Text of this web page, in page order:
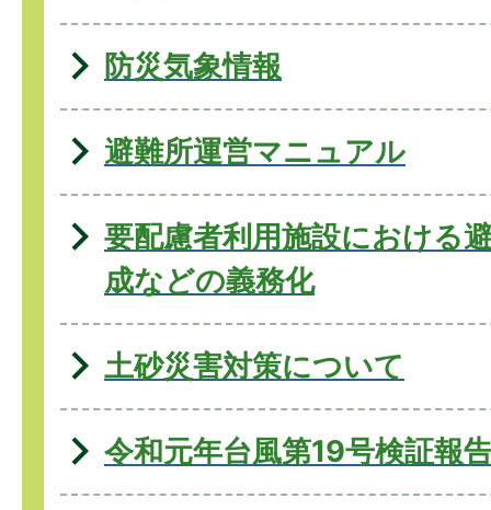
防災気象情報
避難所運営マニュアル
要配慮者利用施設における
成などの義務化
土砂災害対策について
令和元年台風第19号検証報